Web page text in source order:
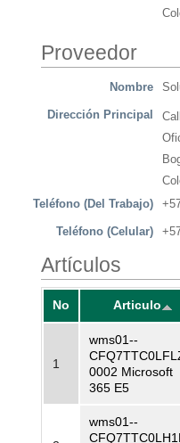
Proveedor
Nombre
Dirección Principal
Teléfono (Del Trabajo)
Teléfono (Celular)
Artículos
No Articulo
1
wms01--
0002 Microsoft
365 E5
wms01--